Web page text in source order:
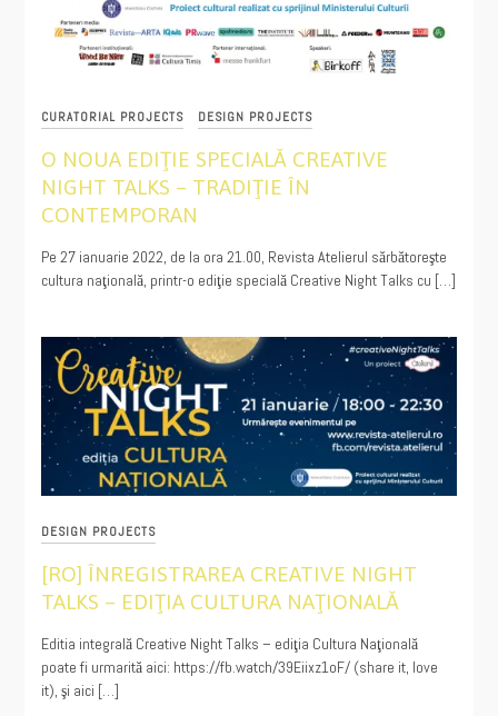
CURATORIAL PROJECTS DESIGN PROJECTS
O NOUA EDIŢIE SPECIALĂ CREATIVE
NIGHT TALKS – TRADIŢIE ÎN
CONTEMPORAN
01/26/2022
Pe 27 ianuarie 2022, de la ora 21.00, Revista Atelierul sărbătoreşte
cultura naţională, printr-o ediţie specială Creative Night Talks cu […]
DESIGN PROJECTS
[RO] ÎNREGISTRAREA CREATIVE NIGHT
TALKS – EDIŢIA CULTURA NAŢIONALĂ
01/23/2021
Editia integrală Creative Night Talks – ediţia Cultura Naţională
poate fi urmarită aici: https://fb.watch/39Eiixz1oF/ (share it, love
it), şi aici […]